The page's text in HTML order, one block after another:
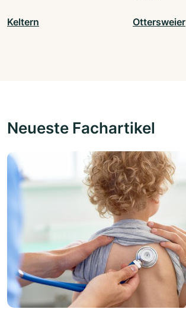
Keltern Ottersweier
Neueste Fachartikel